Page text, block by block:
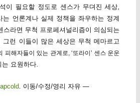
이 필요할 정도로 센스가 무뎌진 세상,
는 언론계나 실제 정책을 좌우하는 정계
스라면 무척 프로페셔널리즘이 의심되는
그런 이들이 많은 세상은 무척 메마르고
피해자들이 있는 관계로, ‘또라이’ 센스 운운
요원하다.
. 이동/수정/영리 자유 —